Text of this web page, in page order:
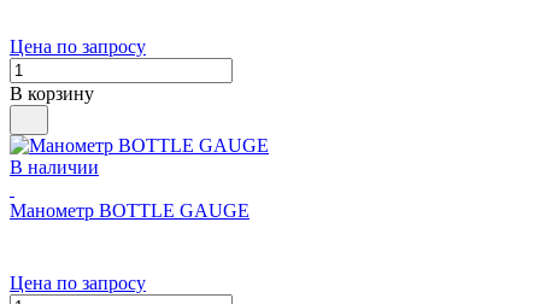
Цена по запросу
В корзину
В наличии
Манометр BOTTLE GAUGE
Цена по запросу